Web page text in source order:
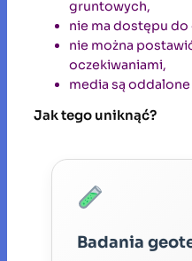
gruntowych,
nie ma dostępu
nie można
oczekiwaniami,
media są
Jak tego uniknąć?
Badania